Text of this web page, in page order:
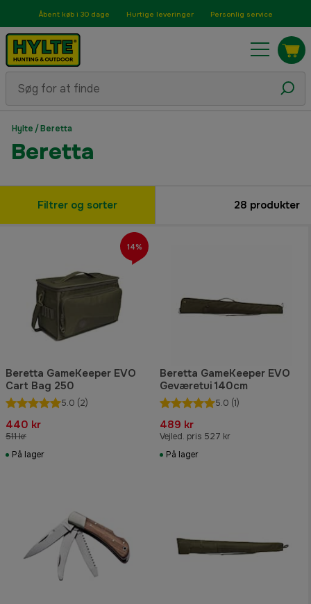
Åbent køb i 30 dage Hurtige leveringer Personlig service
Hylte /Beretta
Beretta
Filtrer og sorter 28 produkter
Beretta GameKeeper EVO
Cart Bag 250
5.0 (2)
440 kr
511 kr
På lager
14%
Beretta GameKeeper EVO
Geværetui 140cm
5.0 (1)
489 kr
Vejled. pris 527 kr
På lager